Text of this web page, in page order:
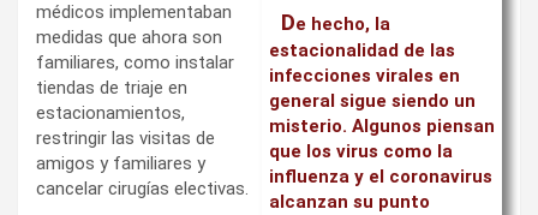
De hecho, la
estacionalidad de las
infecciones virales en
general sigue siendo un
misterio. Algunos piensan
que los virus como la
influenza y el coronavirus
alcanzan su punto
médicos implementaban
medidas que ahora son
familiares, como instalar
tiendas de triaje en
estacionamientos,
restringir las visitas de
amigos y familiares y
cancelar cirugías electivas.